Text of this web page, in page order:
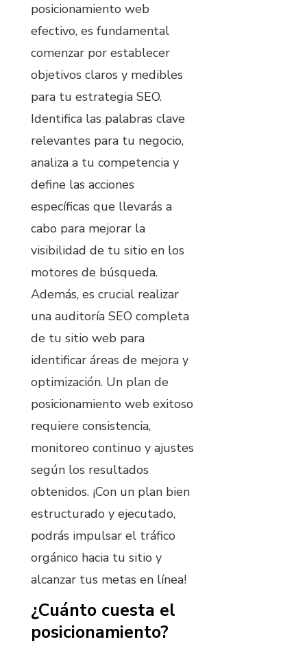
posicionamiento web
efectivo, es fundamental
comenzar por establecer
objetivos claros y medibles
para tu estrategia SEO.
Identifica las palabras clave
relevantes para tu negocio,
analiza a tu competencia y
define las acciones
específicas que llevarás a
cabo para mejorar la
visibilidad de tu sitio en los
motores de búsqueda.
Además, es crucial realizar
una auditoría SEO completa
de tu sitio web para
identificar áreas de mejora y
optimización. Un plan de
posicionamiento web exitoso
requiere consistencia,
monitoreo continuo y ajustes
según los resultados
obtenidos. ¡Con un plan bien
estructurado y ejecutado,
podrás impulsar el tráfico
orgánico hacia tu sitio y
alcanzar tus metas en línea!
¿Cuánto cuesta el
posicionamiento?